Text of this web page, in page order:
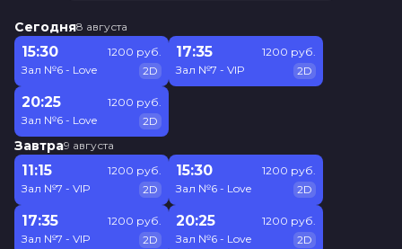
Сегодня8 августа
15:30
Зал №6 - Love
1200 руб.
2D
17:35
Зал №7 - VIP
1200 руб.
2D
20:25
Зал №6 - Love
1200 руб.
2D
Завтра9 августа
11:15
Зал №7 - VIP
1200 руб.
2D
15:30
Зал №6 - Love
1200 руб.
2D
17:35
Зал №7 - VIP
1200 руб.
2D
20:25
Зал №6 - Love
1200 руб.
2D